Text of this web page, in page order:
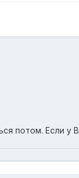
потом. Если у